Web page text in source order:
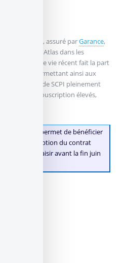
, assuré parGarance,
SCPI IROKO Atlas dans les
d’assurance vie récent fait la part
, permettant ainsi aux
portefeuille de SCPI pleinement
des frais de souscription élevés,
bienvenue permet de bénéficier
de la souscription du contrat
une offre à saisir avant la fin juin